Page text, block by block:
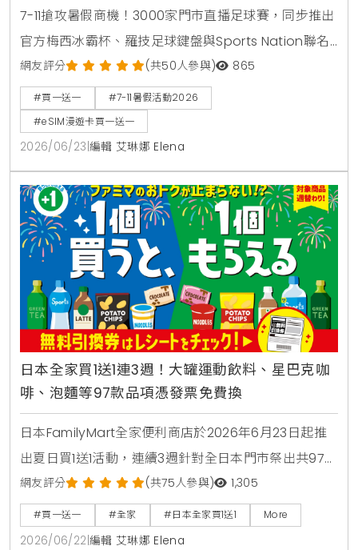
7-11搶攻暑假商機！3000家門市直播足球賽，同步推出
官方梅西冰霸杯、羅技足球鍵盤與Sports Nation聯名
椒麻熱狗。針對親子家庭推出2000場暑期好鄰居同樂
會，免費下載環保手掌繪本。出國旅遊可就近購買eSIM
漫遊網卡享買1送1。
網友評分 (共50人參與) 865
#買一送一
#7-11暑假活動2026
#eSIM漫遊卡買一送一
2026/06/23 編輯 艾琳娜 Elena
日本全家買1送1連3週！大罐運動飲料、星巴克咖
啡、泡麵等97款品項憑發票免費換
日本FamilyMart全家便利商店於2026年6月23日起推
出夏日買1送1活動，連續3週針對全日本門市祭出共97款
人氣商品，包含星巴克咖啡、大容量運動飲料、日清杯
麵及熱銷巧克力零食，消費者購買指定商品即可於隔週
憑發票免費兌換，是近期台灣讀者前往日本旅遊、自由
網友評分 (共75人參與) 1,305
#買一送一 #全家 #日本全家買1送1 More
2026/06/22 編輯 艾琳娜 Elena